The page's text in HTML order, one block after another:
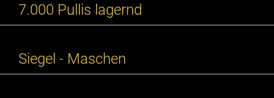
7.000 Pullis lagernd
Siegel - Maschen